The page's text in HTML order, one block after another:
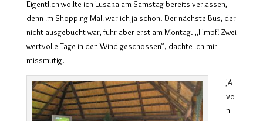
Eigentlich wollte ich Lusaka am Samstag bereits verlassen,
denn im Shopping Mall war ich ja schon. Der nächste Bus, der
nicht ausgebucht war, fuhr aber erst am Montag. „Hmpf! Zwei
wertvolle Tage in den Wind geschossen“, dachte ich mir
missmutig.
JA
vo
n